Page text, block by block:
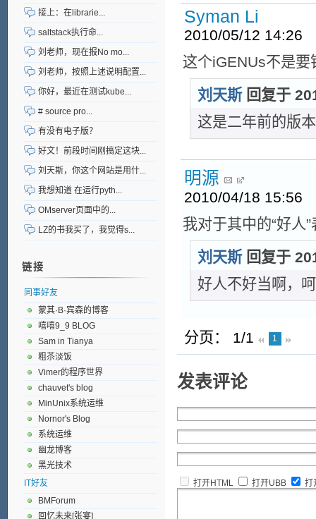
Syman Li
2010/05/12 14:26
这个iGENUs不是要
刘天斯回复于
这是二年前的版
明源
2010/04/18 15:56
我对于其中的“好人
刘天斯回复于
好人不好当啊，
分页： 1/1 1
发表评论
打开HTML 打开UBB 打
接上：在librarie...
saltstack执行命...
刘老师，现在报No mo...
刘老师，按照上述说明配置...
你好，最近在测试kube...
# source pro...
有没有电子版？
好文！前段时间刚搞定这块...
刘天斯，你这个网站是用什...
我想知道 在运行pyth...
OMserver页面中的...
LZ的书我买了，我觉得s...
链接
同事好友
蒙其·B·宾森的博客
嘻嘻9_9 BLOG
Sam in Tianya
粗苶淡饭
Vimer的程序世界
chauvet's blog
MinUnix系统运维
Nornor's Blog
系统运维
幽龙博客
黑光技术
IT好友
BMForum
回忆未来[张宴]